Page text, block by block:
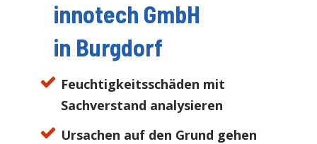
innotech GmbH
in Burgdorf
Feuchtigkeitsschäden mit
Sachverstand analysieren
Ursachen auf den Grund gehen